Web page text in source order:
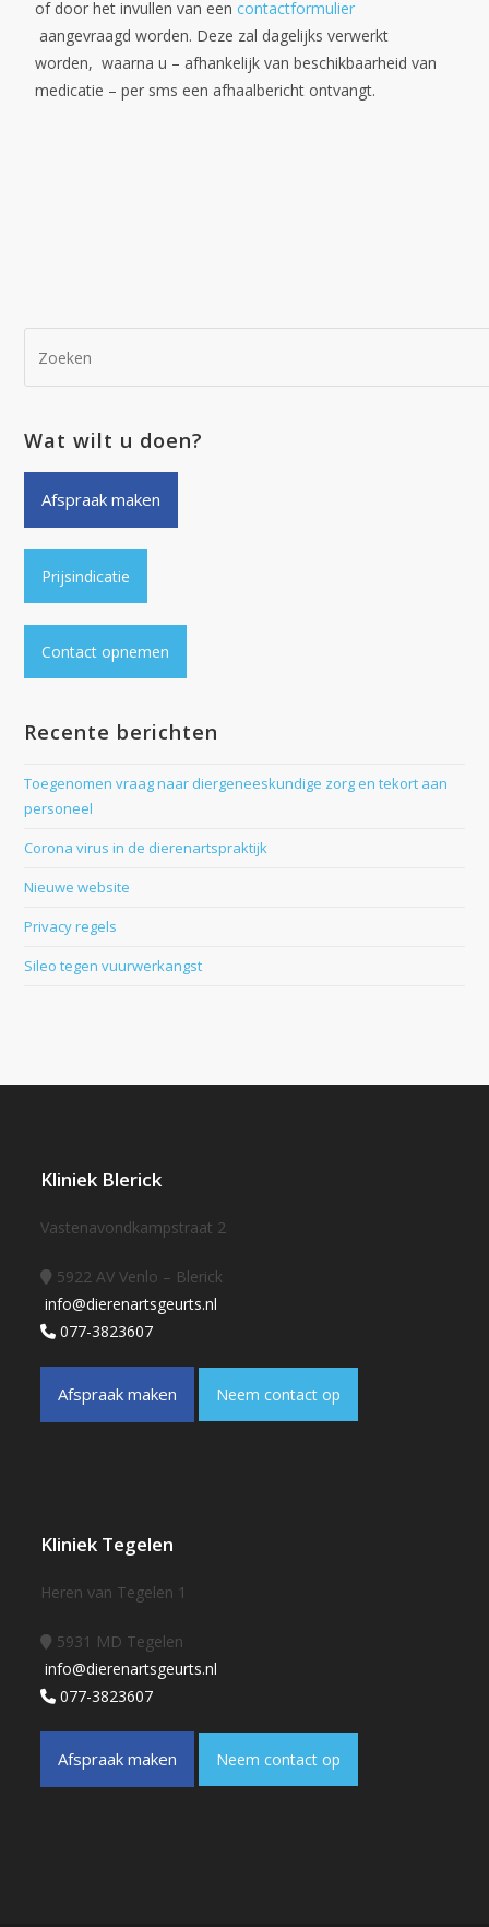
of door het invullen van eencontactformulier
aangevraagd worden. Deze zal dagelijks verwerkt
worden, waarna u – afhankelijk van beschikbaarheid van
medicatie – per sms een afhaalbericht ontvangt.
Wat wilt u doen?
Afspraak maken
Prijsindicatie
Contact opnemen
Recente berichten
Toegenomen vraag naar diergeneeskundige zorg en tekort aan
personeel
Corona virus in de dierenartspraktijk
Nieuwe website
Privacy regels
Sileo tegen vuurwerkangst
Kliniek Blerick
Vastenavondkampstraat 2
5922 AV Venlo – Blerick
info@dierenartsgeurts.nl
077-3823607
Afspraak maken Neem contact op
Kliniek Tegelen
Heren van Tegelen 1
5931 MD Tegelen
info@dierenartsgeurts.nl
077-3823607
Afspraak maken Neem contact op